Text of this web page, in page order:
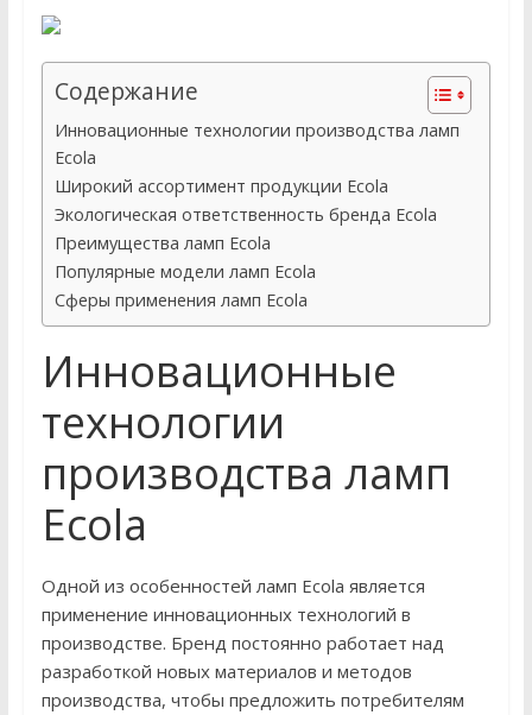
Содержание
Инновационные технологии производства ламп
Ecola
Широкий ассортимент продукции Ecola
Экологическая ответственность бренда Ecola
Преимущества ламп Ecola
Популярные модели ламп Ecola
Сферы применения ламп Ecola
Инновационные
технологии
производства ламп
Ecola
Одной из особенностей ламп Ecola является
применение инновационных технологий в
производстве. Бренд постоянно работает над
разработкой новых материалов и методов
производства, чтобы предложить потребителям